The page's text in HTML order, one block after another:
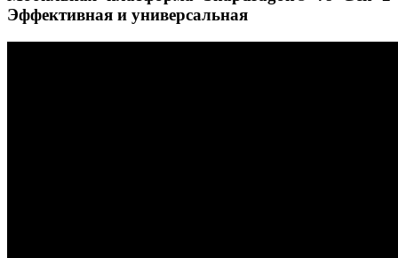
Эффективная и универсальная